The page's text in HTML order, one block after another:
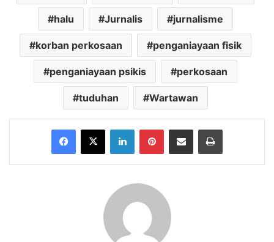
halu Jurnalis jurnalisme
korban perkosaan penganiayaan fisik
penganiayaan psikis perkosaan
tuduhan Wartawan
Facebook
X LinkedInPinterestShare via Email Print